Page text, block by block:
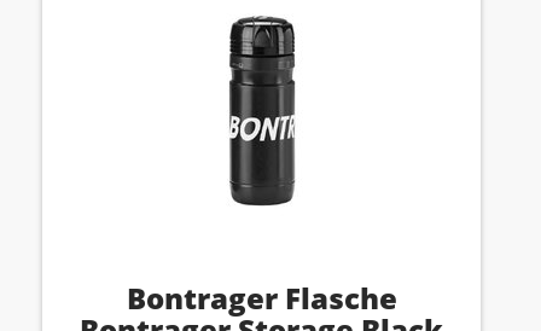
Bontrager Flasche